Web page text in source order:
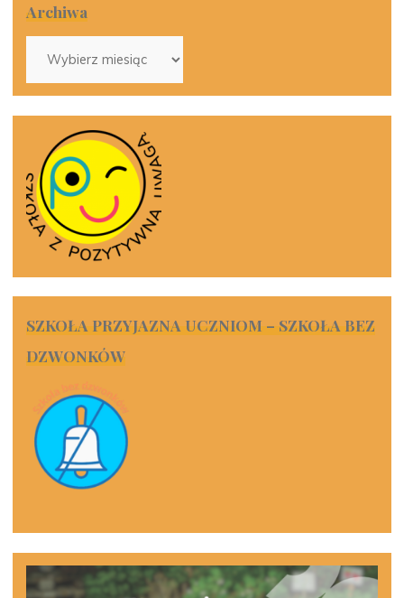
Archiwa
SZKOŁA PRZYJAZNA UCZNIOM – SZKOŁA BEZ
DZWONKÓW